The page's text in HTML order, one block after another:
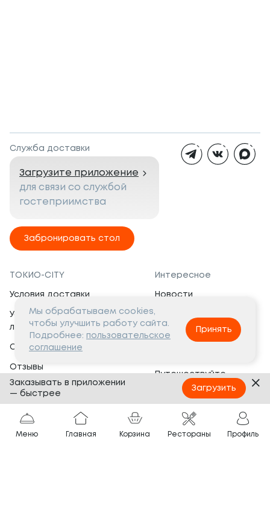
Служба доставки
Загрузите приложение
для связи со службой
гостеприимства
Забронировать стол
ТОКИО-CITY
Условия доставки
Условия программы
лояльности
Сертификаты
Отзывы
Банкеты
Вопросы и ответы
Интересное
Новости
Вакансии
Социальная жизнь
Путешествуйте
с ТОКИО-CITY
Партнёрам
Франшиза
Меню Главная Корзина Рестораны Профиль
Мы обрабатываем cookies,
чтобы улучшить работу сайта.
Подробнее: пользовательское
соглашение
Принять
Заказывать в приложении
— быстрее
Загрузить